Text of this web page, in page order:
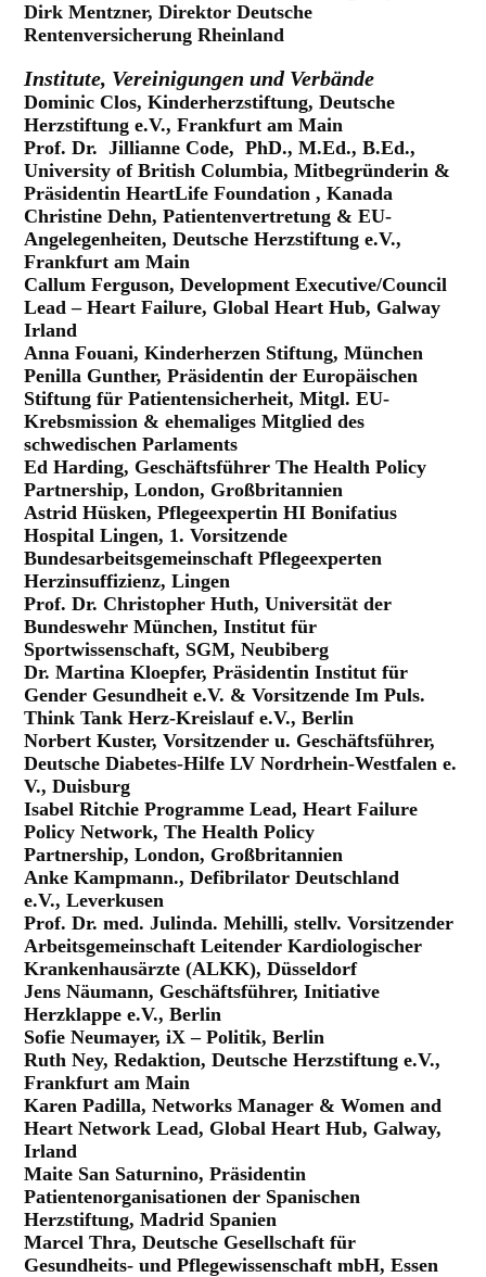
Dirk Mentzner, Direktor Deutsche
Rentenversicherung Rheinland
Institute, Vereinigungen und Verbände
Dominic Clos, Kinderherzstiftung, Deutsche
Herzstiftung e.V., Frankfurt am Main
Prof. Dr. Jillianne Code, PhD., M.Ed., B.Ed.,
University of British Columbia, Mitbegründerin &
Präsidentin HeartLife Foundation , Kanada
Christine Dehn, Patientenvertretung & EU-
Angelegenheiten, Deutsche Herzstiftung e.V.,
Frankfurt am Main
Callum Ferguson, Development Executive/Council
Lead – Heart Failure, Global Heart Hub, Galway
Irland
Anna Fouani, Kinderherzen Stiftung, München
Penilla Gunther, Präsidentin der Europäischen
Stiftung für Patientensicherheit, Mitgl. EU-
Krebsmission & ehemaliges Mitglied des
schwedischen Parlaments
Ed Harding, Geschäftsführer The Health Policy
Partnership, London, Großbritannien
Astrid Hüsken, Pflegeexpertin HI Bonifatius
Hospital Lingen, 1. Vorsitzende
Bundesarbeitsgemeinschaft Pflegeexperten
Herzinsuffizienz, Lingen
Prof. Dr. Christopher Huth, Universität der
Bundeswehr München, Institut für
Sportwissenschaft, SGM, Neubiberg
Dr. Martina Kloepfer, Präsidentin Institut für
Gender Gesundheit e.V. & Vorsitzende Im Puls.
Think Tank Herz-Kreislauf e.V., Berlin
Norbert Kuster, Vorsitzender u. Geschäftsführer,
Deutsche Diabetes-Hilfe LV Nordrhein-Westfalen e.
V., Duisburg
Isabel Ritchie Programme Lead, Heart Failure
Policy Network, The Health Policy
Partnership, London, Großbritannien
Anke Kampmann., Defibrilator Deutschland
e.V., Leverkusen
Prof. Dr. med. Julinda. Mehilli, stellv. Vorsitzender
Arbeitsgemeinschaft Leitender Kardiologischer
Krankenhausärzte (ALKK), Düsseldorf
Jens Näumann, Geschäftsführer, Initiative
Herzklappe e.V., Berlin
Sofie Neumayer, iX – Politik, Berlin
Ruth Ney, Redaktion, Deutsche Herzstiftung e.V.,
Frankfurt am Main
Karen Padilla, Networks Manager & Women and
Heart Network Lead, Global Heart Hub, Galway,
Irland
Maite San Saturnino, Präsidentin
Patientenorganisationen der Spanischen
Herzstiftung, Madrid Spanien
Marcel Thra, Deutsche Gesellschaft für
Gesundheits- und Pflegewissenschaft mbH, Essen